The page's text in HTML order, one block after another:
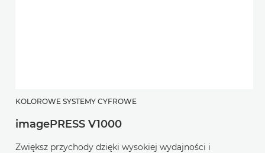
KOLOROWE SYSTEMY CYFROWE
imagePRESS V1000
Zwiększ przychody dzięki wysokiej wydajności i